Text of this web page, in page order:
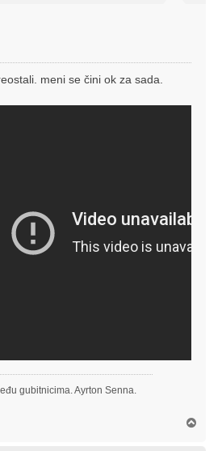
meni se čini ok za sada.
gubitnicima. Ayrton Senna.